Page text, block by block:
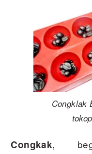
Congklak
Congkak,